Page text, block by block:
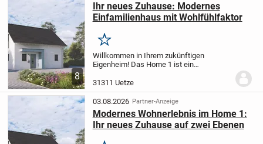
8
Ihr neues Zuhause: Modernes
Einfamilienhaus mit Wohlfühlfaktor
Merken
Willkommen in Ihrem zukünftigen
Eigenheim! Das Home 1 ist ein
Wohnfläche, verteilt auf zwei Etagen und
insgesamt vier Zimmern -
maßgeschneidert für junge...
31311 Uetze
03.08.2026 Partner-Anzeige
Modernes Wohnerlebnis im Home 1:
Ihr neues Zuhause auf zwei Ebenen